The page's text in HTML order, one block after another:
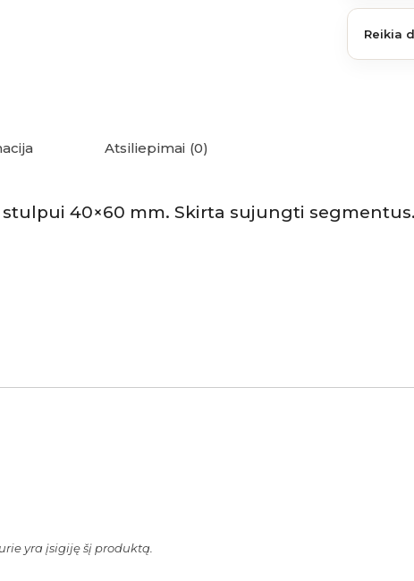
Reikia
Atsiliepimai (0)
40×60 mm. Skirta sujungti
yra įsigiję šį produktą.